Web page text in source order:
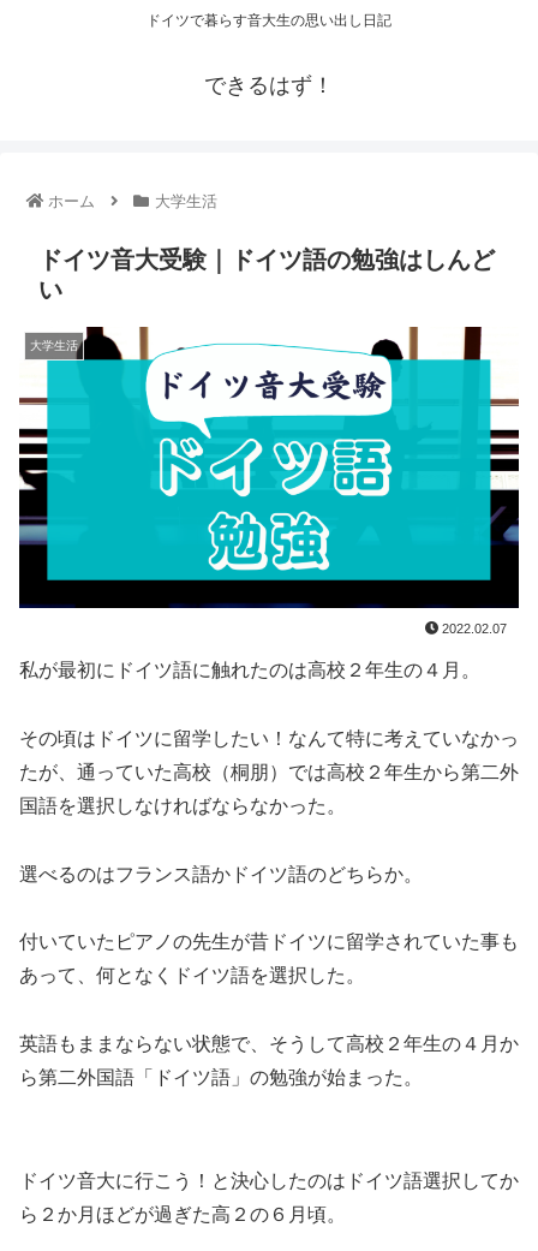
ドイツで暮らす音大生の思い出し日記
できるはず！
ホーム 大学生活
ドイツ音大受験｜ドイツ語の勉強はしんど
い
大学生活
2022.02.07
私が最初にドイツ語に触れたのは高校２年生の４月。
その頃はドイツに留学したい！なんて特に考えていなかっ
たが、通っていた高校（桐朋）では高校２年生から第二外
国語を選択しなければならなかった。
選べるのはフランス語かドイツ語のどちらか。
付いていたピアノの先生が昔ドイツに留学されていた事も
あって、何となくドイツ語を選択した。
英語もままならない状態で、そうして高校２年生の４月か
ら第二外国語「ドイツ語」の勉強が始まった。
ドイツ音大に行こう！と決心したのはドイツ語選択してか
ら２か月ほどが過ぎた高２の６月頃。